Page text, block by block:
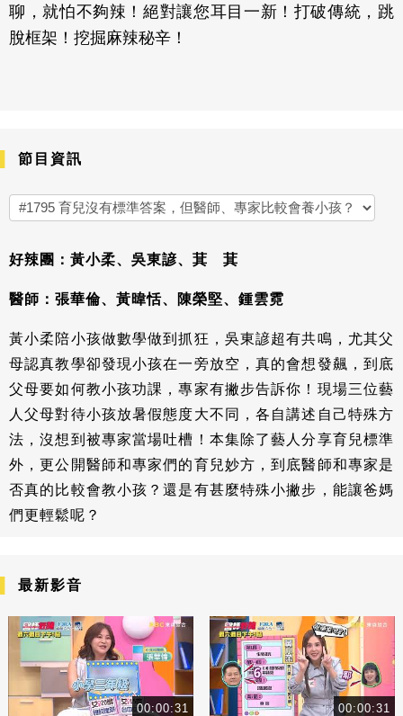
聊，就怕不夠辣！絕對讓您耳目一新！打破傳統，跳
脫框架！挖掘麻辣秘辛！
節目資訊
好辣團：黃小柔、吳東諺、萁 萁
醫師：張華倫、黃暐恬、陳榮堅、鍾雲霓
黃小柔陪小孩做數學做到抓狂，吳東諺超有共鳴，尤其父
母認真教學卻發現小孩在一旁放空，真的會想發飆，到底
父母要如何教小孩功課，專家有撇步告訴你！現場三位藝
人父母對待小孩放暑假態度大不同，各自講述自己特殊方
法，沒想到被專家當場吐槽！本集除了藝人分享育兒標準
外，更公開醫師和專家們的育兒妙方，到底醫師和專家是
否真的比較會教小孩？還是有甚麼特殊小撇步，能讓爸媽
們更輕鬆呢？
最新影音
00:00:31 00:00:31